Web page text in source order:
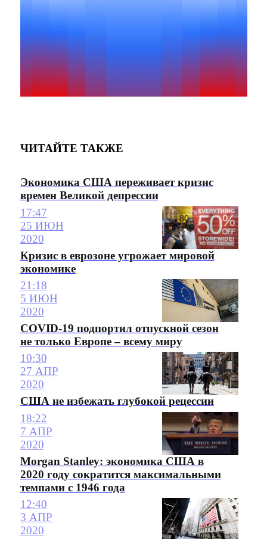
ЧИТАЙТЕ ТАКЖЕ
Экономика США переживает кризис
времен Великой депрессии
17:47
25 ИЮН
2020
Кризис в еврозоне угрожает мировой
экономике
21:18
5 ИЮН
2020
COVID-19 подпортил отпускной сезон
не только Европе – всему миру
10:30
27 АПР
2020
США не избежать глубокой рецессии
18:22
7 АПР
2020
Morgan Stanley: экономика США в
2020 году сократится максимальными
темпами с 1946 года
12:40
3 АПР
2020